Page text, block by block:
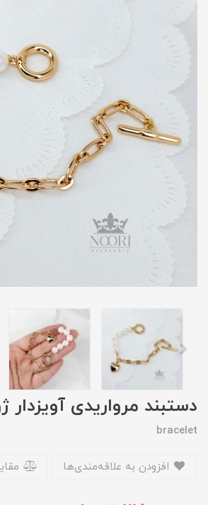
دستبند مرواریدی آویزدار
bracelet